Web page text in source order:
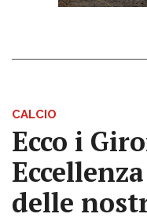
CALCIO
Ecco i
delle